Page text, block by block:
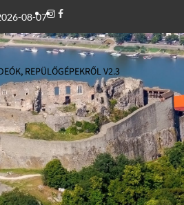
08-07Instagram
Facebook
REPÜLŐGÉPEKRŐL V2.3